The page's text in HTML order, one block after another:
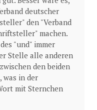
deutscher
den "Verband
machen.
"und" immer
Stelle alle anderen
den beiden
was in der
mit Sternchen